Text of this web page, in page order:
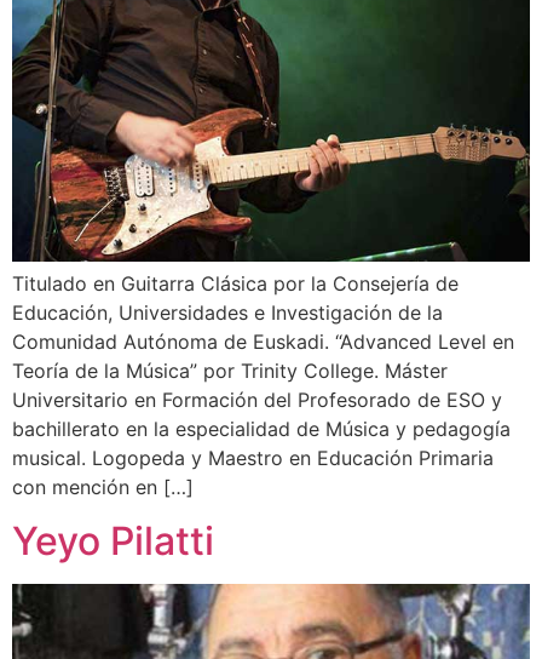
Titulado en Guitarra Clásica por la Consejería de
Educación, Universidades e Investigación de la
Comunidad Autónoma de Euskadi. “Advanced Level en
Teoría de la Música” por Trinity College. Máster
Universitario en Formación del Profesorado de ESO y
bachillerato en la especialidad de Música y pedagogía
musical. Logopeda y Maestro en Educación Primaria
con mención en […]
Yeyo Pilatti